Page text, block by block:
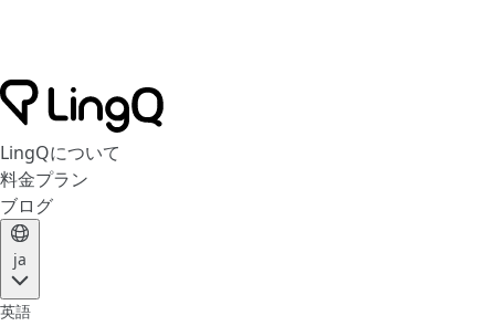
LingQについて
料金プラン
ブログ
ja
英語